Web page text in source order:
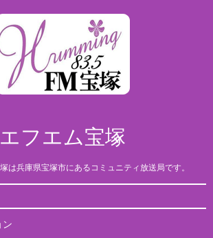
エフエム宝塚
は兵庫県宝塚市にあるコミュニティ放送局です。
ン